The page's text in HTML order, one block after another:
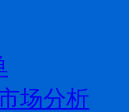
场分析